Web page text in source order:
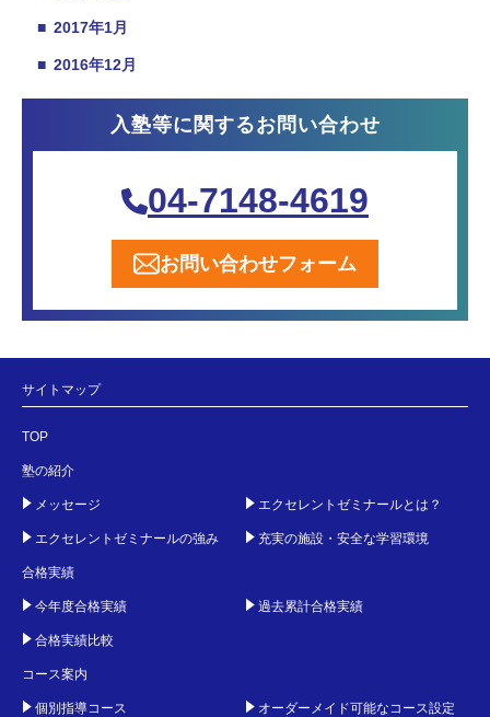
■ 2017年1月
■ 2016年12月
入塾等に関するお問い合わせ
04-7148-4619
お問い合わせフォーム
サイトマップ
TOP
塾の紹介
メッセージ エクセレントゼミナールとは？
エクセレントゼミナールの強み 充実の施設・安全な学習環境
合格実績
今年度合格実績 過去累計合格実績
合格実績比較
コース案内
個別指導コース オーダーメイド可能なコース設定